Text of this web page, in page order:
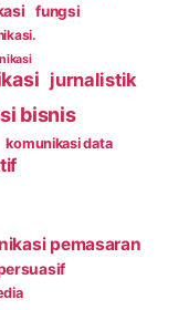
fungsi
jurnalistik
bisnis
komunikasi data
pemasaran